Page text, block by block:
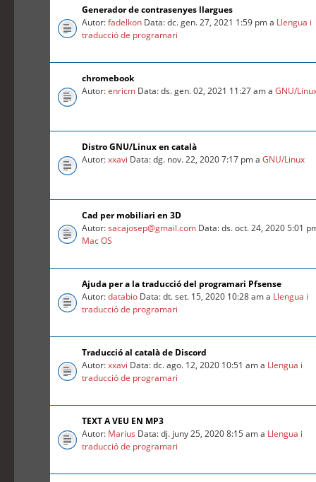
Generador de contrasenyes llargues
Autor:fadelkon Data: dc. gen. 27, 2021 1:59 pm a Llengua i
traducció de programari
chromebook
Autor:enricm Data: ds. gen. 02, 2021 11:27 am aGNU/
Distro GNU/Linux en català
Autor:xxavi Data: dg. nov. 22, 2020 7:17 pm aGNU/Linux
Cad per mobiliari en 3D
Autor:sacajosep@gmail.com Data: ds. oct. 24, 2020 5:01
Mac OS
Ajuda per a la traducció del programari Pfsense
Autor:databio Data: dt. set. 15, 2020 10:28 am a Llengua i
traducció de programari
Traducció al català de Discord
Autor:xxavi Data: dc. ago. 12, 2020 10:51 am a Llengua i
traducció de programari
TEXT A VEU EN MP3
Autor: Marius Data: dj. juny 25, 2020 8:15 am a Llengua i
traducció de programari